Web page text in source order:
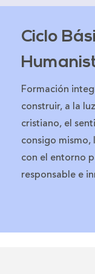
Ciclo
Formación
construir, a la
cristiano, el
consigo mismo,
con el entorno
responsable e